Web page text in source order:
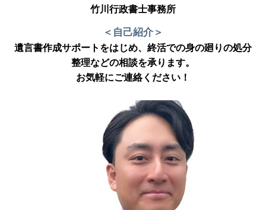
竹川行政書士事務所
＜自己紹介＞
遺言書作成サポートをはじめ、終活での身の廻りの処分
整理などの相談を承ります。
お気軽にご連絡ください！